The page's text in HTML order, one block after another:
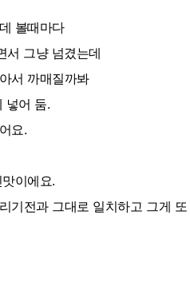
볼때마다
서 그냥 넘겼는데
서 까매질까봐
넣어 둠.
요.
이에요.
기전과 그대로 일치하고 그게